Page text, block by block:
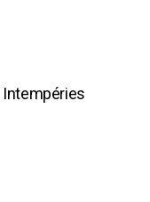
Intempéries